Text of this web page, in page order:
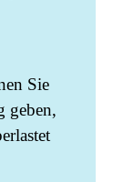
Sie
geben,